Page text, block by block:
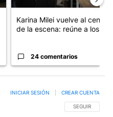
Karina Milei vuelve al centro
de la escena: reúne a los...
24 comentarios
SIGA ESTA
SEGUIR
INICIAR SESIÓN CREAR CUENTA